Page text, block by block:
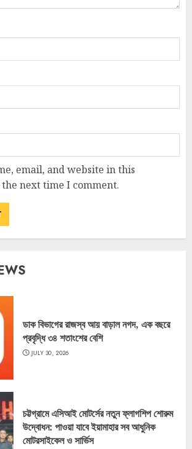
email, and website in this
next time I comment.
ডাক বিভাগের রাজস্ব আয় বাড়াল নগদ, এক বছরে
প্রবৃদ্ধি ৩৪ শতাংশের বেশি
JULY 30, 2026
চট্টগ্রামে এসিআই মোটর্সের নতুন ফ্লাগশিপ শোরুম
উদ্বোধন: পাওয়া যাবে ইয়ামাহার সব আধুনিক
মোটরসাইকেল ও সার্ভিস